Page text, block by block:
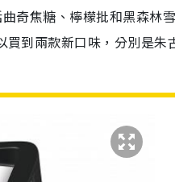
奇焦糖、檸檬批和黑森林
到兩款新口味，分別是朱